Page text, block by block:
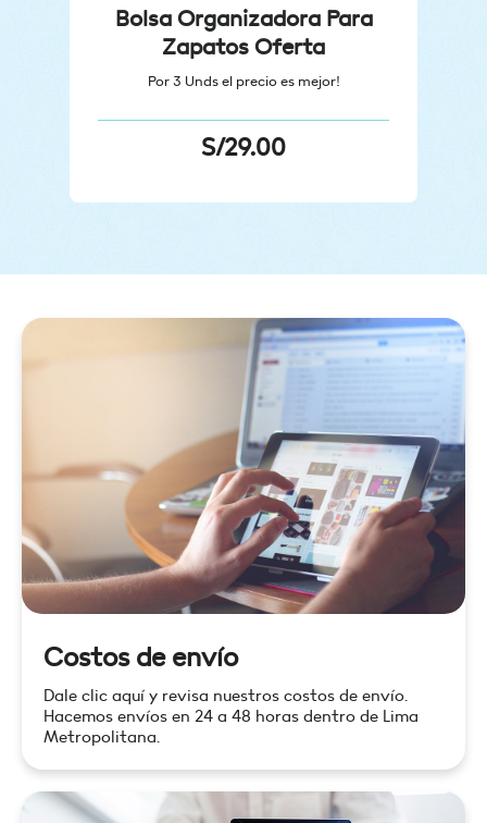
Bolsa Organizadora Para
Zapatos Oferta
Por 3 Unds el precio es mejor!
S/29.00
Costos de envío
Dale clic aquí y revisa nuestros costos de envío.
Hacemos envíos en 24 a 48 horas dentro de Lima
Metropolitana.